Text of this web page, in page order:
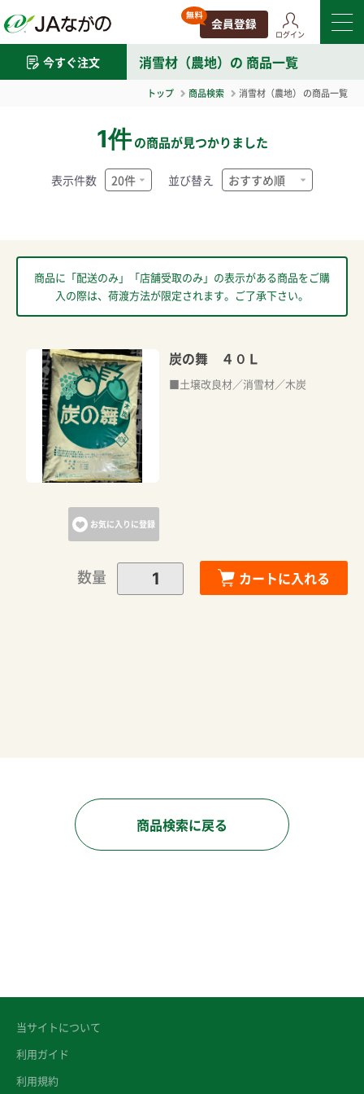
ログイン
今すぐ注文 消雪材（農地） の 商品一覧
トップ 商品検索 消雪材（農地） の商品一覧
1件 の商品が見つかりました
表示件数 並び替え
商品に「配送のみ」「店舗受取のみ」の表示がある商品をご購
入の際は、荷渡方法が限定されます。ご了承下さい。
お気に入りに登録
炭の舞 ４０Ｌ
■土壌改良材／消雪材／木炭
数量 カートに入れる
カートに追加しました。
商品検索に戻る
当サイトについて
利用ガイド
利用規約